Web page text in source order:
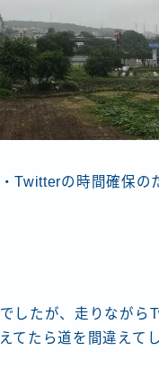
Twitterの時間確保の
したが、走りながら
てたら道を間違えて